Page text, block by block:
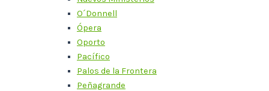
O´Donnell
Ópera
Oporto
Pacífico
Palos de la Frontera
Peñagrande